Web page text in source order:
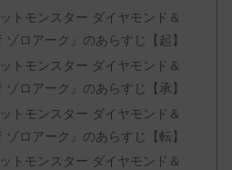
トモンスター ダイヤモンド＆
ロアーク』のあらすじ【起】
トモンスター ダイヤモンド＆
ロアーク』のあらすじ【承】
トモンスター ダイヤモンド＆
ロアーク』のあらすじ【転】
トモンスター ダイヤモンド＆